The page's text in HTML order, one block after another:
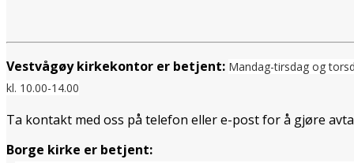
Vestvågøy kirkekontor er betjent: Mandag-tirsdag og
kl. 10.00-14.00
Ta kontakt med oss på telefon eller e-post for å gjøre
Borge kirke er betjent: